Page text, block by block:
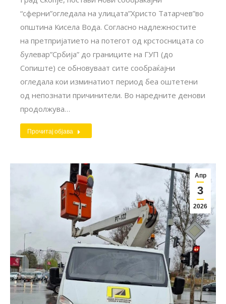
“сферни”огледала на улицата”Христо Татарчев”во
општина Кисела Вода. Согласно надлежностите
на претпријатието на потегот од крстосницата со
булевар”Србија” до границите на ГУП (до
Сопиште) се обновуваат сите сообраќајни
огледала кои изминатиот период беа оштетени
од непознати причинители. Во наредните денови
продолжува…
Прочитај објава
Апр
3
2026